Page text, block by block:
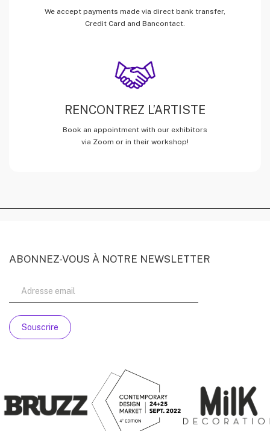
We accept payments made via direct bank transfer,
Credit Card and Bancontact.
RENCONTREZ L’ARTISTE
Book an appointment with our exhibitors
via Zoom or in their workshop!
ABONNEZ-VOUS À NOTRE NEWSLETTER